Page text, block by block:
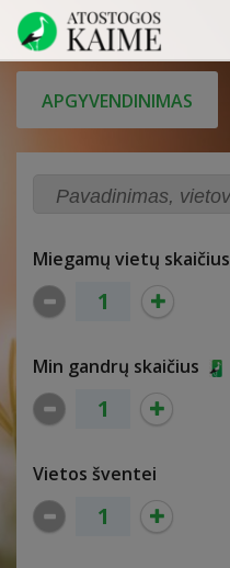
APGYVENDINIMAS
Miegamų vietų skaičius
Min gandrų skaičius
Vietos šventei